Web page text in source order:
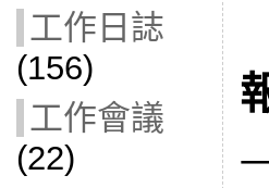
工作日誌
(156)
工作會議
(22)